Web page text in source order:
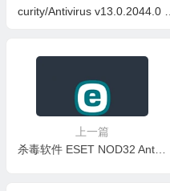
curity/Antivirus v13.0.2044.0 免
上一篇
杀毒软件 ESET NOD32 Antivirus v16.0.28.0 特别版（支持Win7）